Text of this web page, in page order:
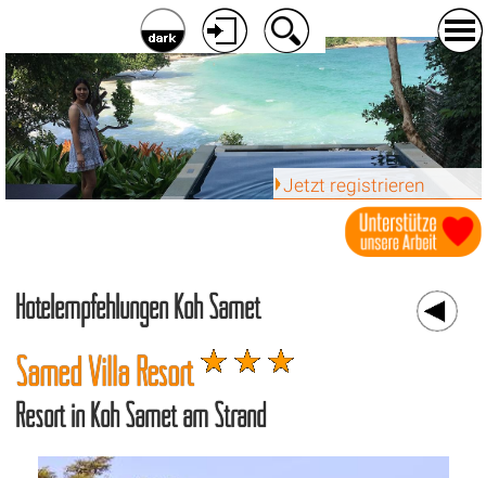
Jetzt registrieren
Hotelempfehlungen Koh Samet
Samed Villa Resort
Resort in Koh Samet am Strand